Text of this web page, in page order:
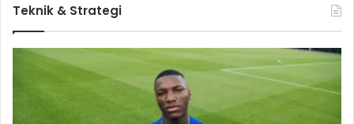
Teknik & Strategi